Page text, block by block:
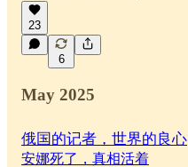
23
6
May 2025
俄国的记者，世界的良心
安娜死了，真相活着